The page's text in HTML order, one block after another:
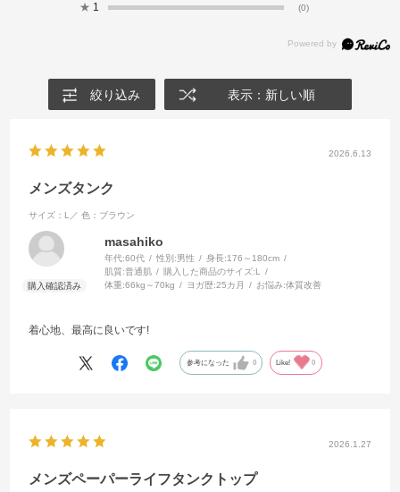
★ 1 (0)
絞り込み 表示：新しい順
2026.6.13
メンズタンク
サイズ：L／ 色：ブラウン
masahiko
年代:60代 性別:男性 身長:176～180cm
肌質:普通肌 購入した商品のサイズ:L
体重:66kg～70kg ヨガ歴:25カ月 お悩み:体質改善
着心地、最高に良いです!
参考になった 0 Like! 0
2026.1.27
メンズペーパーライフタンクトップ